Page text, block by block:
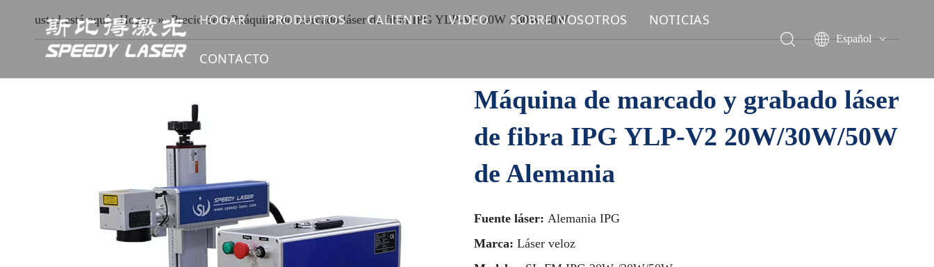
HOGAR PRODUCTOS
MÁQUINA DE MARCADO LÁSER DE CO2
MÁQUINA DE CORTE LÁSER DE FIBRA
CALIENTE
Máquina de corte por láser de fibra
VIDEO SOBRE NOSOTROS NOTICIAS
CONTACTO
Español
简体中文
العربية
Pусский
usted está aquí: Hogar » Precio de la máquina de marcado láser de fibra IPG YLP-V2 20W / 30W 50W
Máquina de marcado y grabado láser
de fibra IPG YLP-V2 20W/30W/50W
de Alemania
Fuente láser: Alemania IPG
Marca: Láser veloz